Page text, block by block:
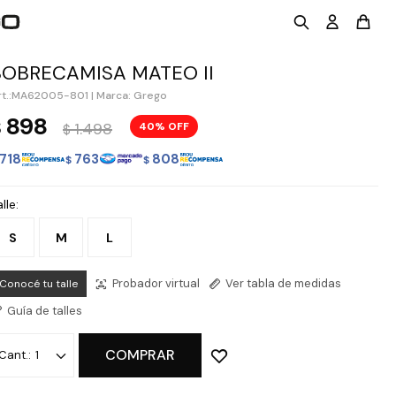
MATEO II
MA62005-801 | Marca: Grego
898 $ 1.498 40
718 $ 763 $ 808
S M L
Conocé tu talle Probador virtual
Ver tabla de medidas
Guía de talles
1 COMPRAR